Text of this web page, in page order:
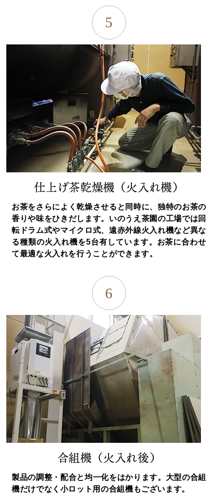
5
仕上げ茶乾燥機（火入れ機）
お茶をさらによく乾燥させると同時に、独特のお茶の
香りや味をひきだします。いのうえ茶園の工場では回
転ドラム式やマイクロ式、遠赤外線火入れ機など異な
る種類の火入れ機を5台有しています。お茶に合わせ
て最適な火入れを行うことができます。
6
合組機（火入れ後）
製品の調整・配合と均一化をはかります。大型の合組
機だけでなく小ロット用の合組機もございます。